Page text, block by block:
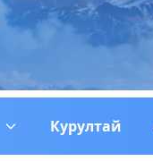
Курултай